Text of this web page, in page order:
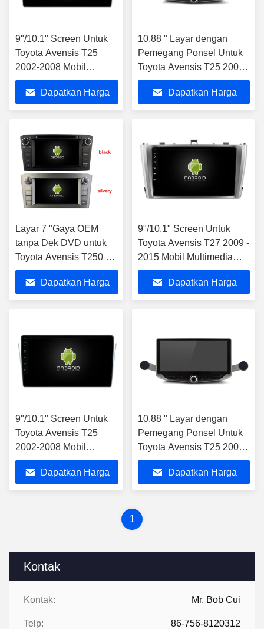
Kontak
Kontak: Mr. Bob Cui
Telp: 86-756-8120312
9"/10.1" Screen Untuk
Toyota Avensis T25
2002-2008 Mobil
Multimedia Stereo
Dapatkan Harga
10.88 " Layar dengan
Pemegang Ponsel Untuk
Toyota Avensis T25 2002-
2008 Mobil Multimedia
Stereo
Dapatkan Harga
Layar 7 "Gaya OEM
tanpa Dek DVD untuk
Toyota Avensis T250 2 II
2002-2008 Stereo
Multimedia Mobil
Dapatkan Harga
9"/10.1" Screen Untuk
Toyota Avensis T27 2009 -
2015 Mobil Multimedia
Stereo
Dapatkan Harga
9"/10.1" Screen Untuk
Toyota Avensis T25
2002-2008 Mobil
Multimedia Stereo
Dapatkan Harga
10.88 " Layar dengan
Pemegang Ponsel Untuk
Toyota Avensis T25 2002-
2008 Mobil Multimedia
Stereo
Dapatkan Harga
1